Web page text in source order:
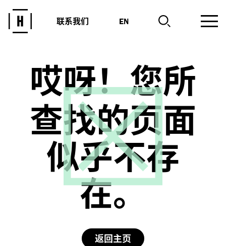
联系我们 EN
哎呀！您所
查找的页面
似乎不存
在。
返回主页